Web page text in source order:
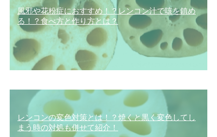
風邪や花粉症におすすめ！？レンコン汁で咳を鎮め
る！？食べ方と作り方とは？
レンコンの変色対策とは！？焼くと黒く変色してし
まう時の対処も併せて紹介！